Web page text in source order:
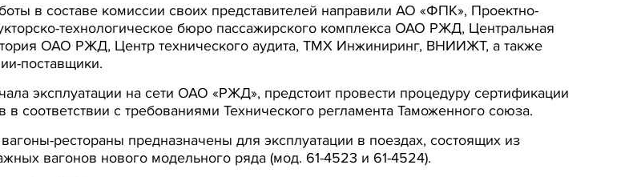
в составе комиссии своих представителей направили АО «ФПК», Проектно-
технологическое бюро пассажирского комплекса ОАО РЖД, Центральная
ОАО РЖД, Центр технического аудита, ТМХ Инжиниринг, ВНИИЖТ, а также
поставщики.
эксплуатации на сети ОАО «РЖД», предстоит провести процедуру сертификации
в соответствии с требованиями Технического регламента Таможенного союза.
рестораны предназначены для эксплуатации в поездах, состоящих из
вагонов нового модельного ряда (мод. 61-4523 и 61-4524).